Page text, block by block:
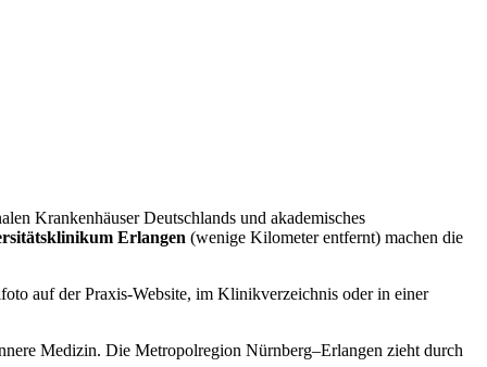
Krankenhäuser Deutschlands und akademisches
Erlangen (wenige Kilometer entfernt) machen die
auf der Praxis-Website, im Klinikverzeichnis oder in einer
Medizin. Die Metropolregion Nürnberg–Erlangen zieht durch